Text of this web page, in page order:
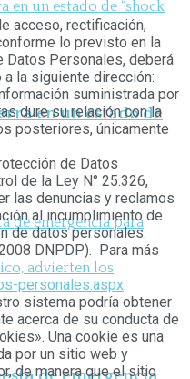
en un estado de
acceso, rectificación,
lo previsto en la
Datos Personales, deberá
la siguiente dirección:
suministrada por
dure su relación con la
posteriores, únicamente
de Datos
de la Ley N° 25.326,
las denuncias y reclamos
al incumplimiento de
de datos personales.
DNPDP). Para más
personales.aspx.
sistema podría obtener
acerca de su conducta de
Una cookie es una
por un sitio web y
de manera que el sitio